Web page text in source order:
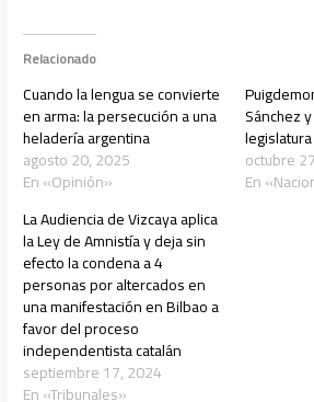
Relacionado
Cuando la lengua se convierte
en arma: la persecución a una
heladería argentina
agosto 20, 2025
En «Opinión»
Sánchez
legislatura
octubre
En
La Audiencia de Vizcaya aplica
la Ley de Amnistía y deja sin
efecto la condena a 4
personas por altercados en
una manifestación en Bilbao a
favor del proceso
independentista catalán
septiembre 17, 2024
En «Tribunales»